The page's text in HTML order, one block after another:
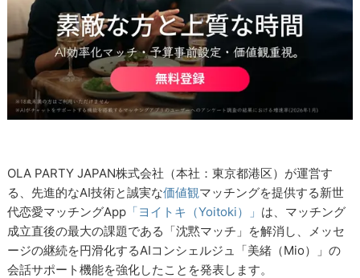
OLA PARTY JAPAN株式会社（本社：東京都港区）が運営す
る、先進的なAI技術と誠実な価値観マッチングを提供する新世
代恋愛マッチングApp 「ヨイトキ（Yoitoki）」 は、マッチング
成立直後の最大の課題である「沈黙マッチ」を解消し、メッセ
ージの継続を円滑化するAIコンシェルジュ「美緒（Mio）」の
会話サポート機能を強化したことを発表します。